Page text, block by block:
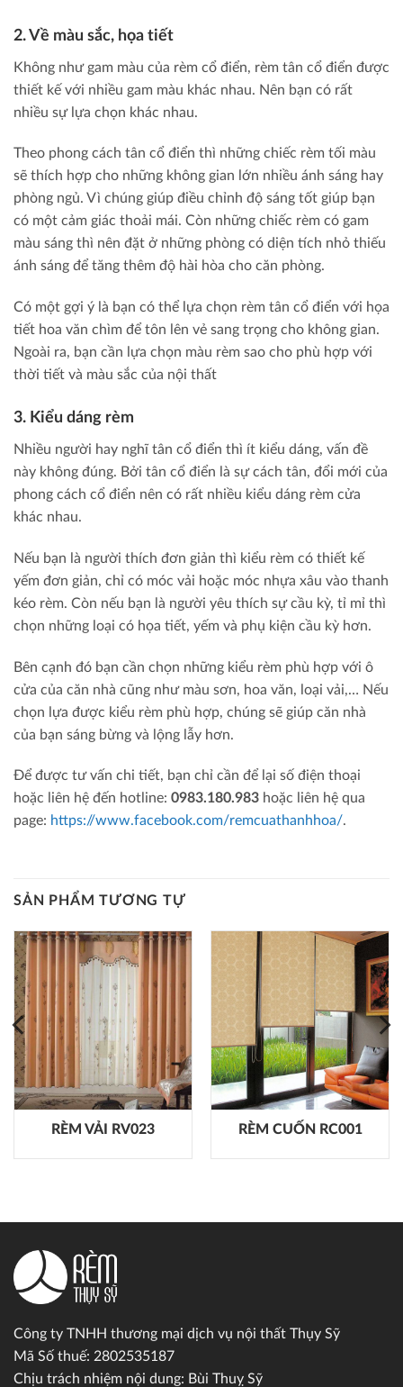
2. Về màu sắc, họa tiết
Không như gam màu của rèm cổ điển, rèm tân cổ điển được
thiết kế với nhiều gam màu khác nhau. Nên bạn có rất
nhiều sự lựa chọn khác nhau.
Theo phong cách tân cổ điển thì những chiếc rèm tối màu
sẽ thích hợp cho những không gian lớn nhiều ánh sáng hay
phòng ngủ. Vì chúng giúp điều chỉnh độ sáng tốt giúp bạn
có một cảm giác thoải mái. Còn những chiếc rèm có gam
màu sáng thì nên đặt ở những phòng có diện tích nhỏ thiếu
ánh sáng để tăng thêm độ hài hòa cho căn phòng.
Có một gợi ý là bạn có thể lựa chọn rèm tân cổ điển với họa
tiết hoa văn chìm để tôn lên vẻ sang trọng cho không gian.
Ngoài ra, bạn cần lựa chọn màu rèm sao cho phù hợp với
thời tiết và màu sắc của nội thất
3. Kiểu dáng rèm
Nhiều người hay nghĩ tân cổ điển thì ít kiểu dáng, vấn đề
này không đúng. Bởi tân cổ điển là sự cách tân, đổi mới của
phong cách cổ điển nên có rất nhiều kiểu dáng rèm cửa
khác nhau.
Nếu bạn là người thích đơn giản thì kiểu rèm có thiết kế
yếm đơn giản, chỉ có móc vải hoặc móc nhựa xâu vào thanh
kéo rèm. Còn nếu bạn là người yêu thích sự cầu kỳ, tỉ mỉ thì
chọn những loại có họa tiết, yếm và phụ kiện cầu kỳ hơn.
Bên cạnh đó bạn cần chọn những kiểu rèm phù hợp với ô
cửa của căn nhà cũng như màu sơn, hoa văn, loại vải,… Nếu
chọn lựa được kiểu rèm phù hợp, chúng sẽ giúp căn nhà
của bạn sáng bừng và lộng lẫy hơn.
Để được tư vấn chi tiết, bạn chỉ cần để lại số điện thoại
hoặc liên hệ đến hotline: 0983.180.983 hoặc liên hệ qua
page: https://www.facebook.com/remcuathanhhoa/.
SẢN PHẨM TƯƠNG TỰ
RÈM VẢI RV023 RÈM CUỐN RC001
Công ty TNHH thương mại dịch vụ nội thất Thụy Sỹ
Mã Số thuế: 2802535187
Chịu trách nhiệm nội dung: Bùi Thuỵ Sỹ